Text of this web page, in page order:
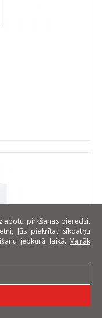
pirkšanas pieredzi.
Jūs piekrītat sīkdatņu
jebkurā laikā. Vairāk